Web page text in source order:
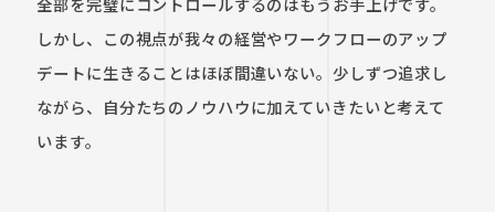
しかし、この視点が我々の経営やワークフローのアップ
デートに生きることはほぼ間違いない。少しずつ追求し
ながら、自分たちのノウハウに加えていきたいと考えて
います。